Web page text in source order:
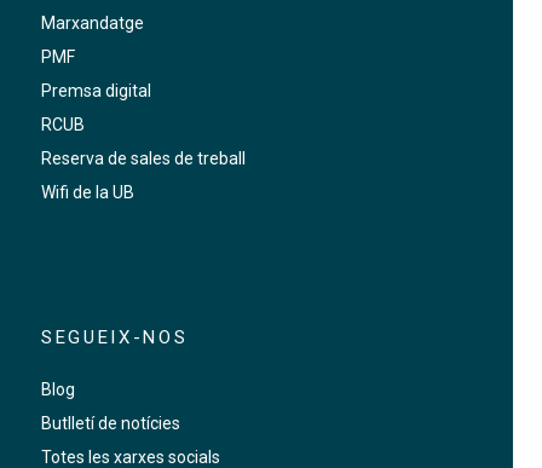
Marxandatge
PMF
Premsa digital
RCUB
Reserva de sales de treball
Wifi de la UB
SEGUEIX-NOS
Blog
Butlletí de notícies
Totes les xarxes socials